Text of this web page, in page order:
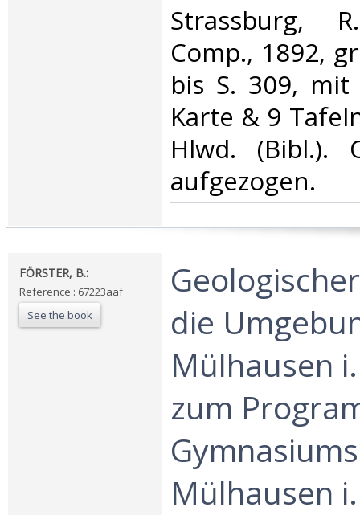
‎Strassburg,
Comp., 1892,
bis S. 309,
Karte & 9
Hlwd. (Bibl.).
aufgezogen.‎
‎FÖRSTER, B.:‎
Reference : 67223aaf
See the book
die
Mülhausen
zum
Mülhausen